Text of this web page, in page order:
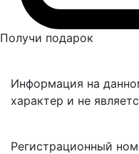
Получи подарок
Информация на
характер и не
Регистрационный